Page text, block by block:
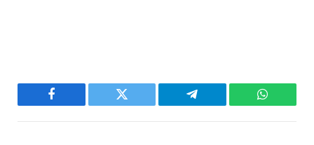
Facebook Twitter Telegram